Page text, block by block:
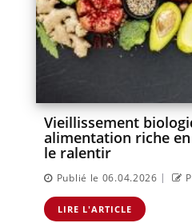
Vieillissement
alimentation riche
le ralentir
Publié le 06.04.2026 |
LIRE L'ARTICLE